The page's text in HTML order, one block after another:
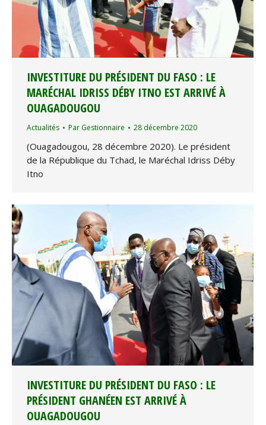
INVESTITURE DU PRÉSIDENT DU FASO : LE
MARÉCHAL IDRISS DÉBY ITNO EST ARRIVÉ À
OUAGADOUGOU
Actualités Par Gestionnaire 28 décembre 2020
(Ouagadougou, 28 décembre 2020). Le président
de la République du Tchad, le Maréchal Idriss Déby
Itno
INVESTITURE DU PRÉSIDENT DU FASO : LE
PRÉSIDENT GHANÉEN EST ARRIVÉ À
OUAGADOUGOU